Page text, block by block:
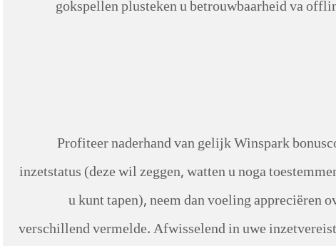
gokspellen plusteken u betrouwbaarheid va
Profiteer naderhand van gelijk Winspark
inzetstatus (deze wil zeggen, watten u noga
u kunt tapen), neem dan voeling appreciëren
verschillend vermelde. Afwisselend in uwe